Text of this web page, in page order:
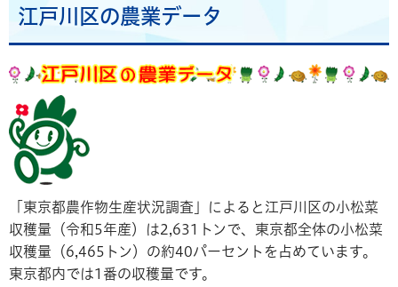
応援します。
江戸川区の農業データ
「東京都農作物生産状況調査」によると江戸川区の小松菜
収穫量（令和5年産）は2,631トンで、東京都全体の小松菜
収穫量（6,465トン）の約40パーセントを占めています。
東京都内では1番の収穫量です。